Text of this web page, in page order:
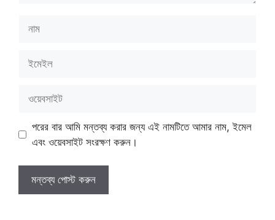
ইমেইল
পরের বার আমি মন্তব্য করার জন্য এই নামটিতে আমার নাম, ইমেল
এবং ওয়েবসাইট সংরক্ষণ করুন।